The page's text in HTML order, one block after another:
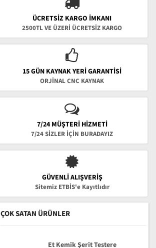
ÜCRETSIZ KARGO İMKANI
2500TL VE ÜZERİ ÜCRETSİZ KARGO
15 GÜN KAYNAK YERI GARANTISI
ORJİNAL CNC KAYNAK
7/24 MÜŞTERİ HİZMETİ
7/24 SİZLER İÇİN BURADAYIZ
GÜVENLI ALIŞVERIŞ
Sitemiz ETBİS'e Kayıtlıdır
ÇOK SATAN ÜRÜNLER
Et Kemik Şerit Testere